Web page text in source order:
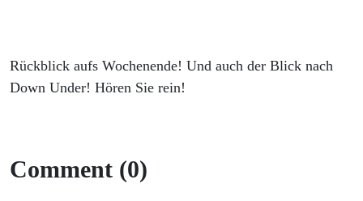
Rückblick aufs Wochenende! Und auch der Blick nach
Down Under! Hören Sie rein!
Comment (0)